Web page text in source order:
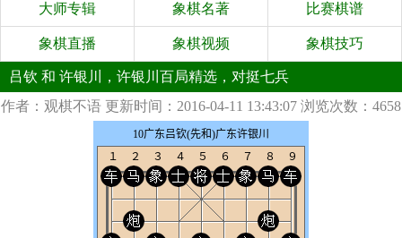
大师专辑 象棋名著 比赛棋谱
象棋直播 象棋视频 象棋技巧
吕钦 和 许银川，许银川百局精选，对挺七兵
作者：观棋不语 更新时间：2016-04-11 13:43:07 浏览次数：4658